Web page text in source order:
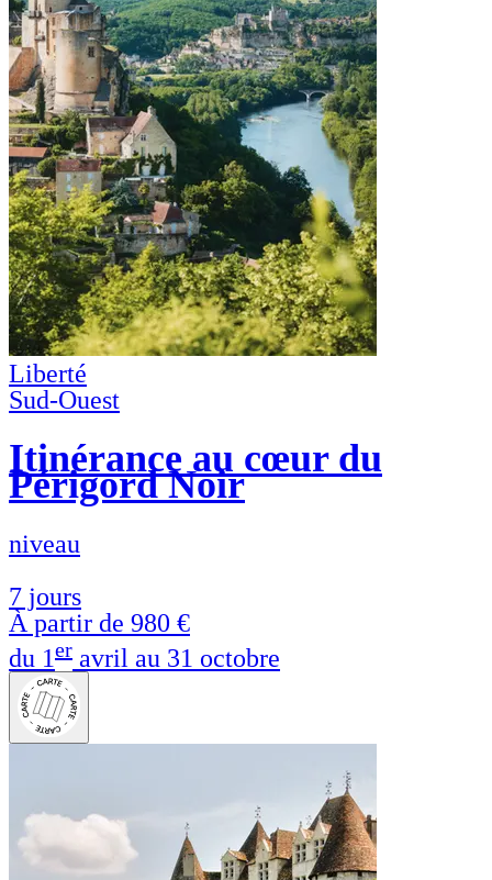
Liberté
Sud-Ouest
Itinérance au cœur du
Périgord Noir
niveau
7 jours
À partir de 980 €
du 1er avril au 31 octobre